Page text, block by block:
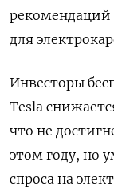
рекомендаций
для
Инвесторы
Tesla
что не
этом году, но
спроса на